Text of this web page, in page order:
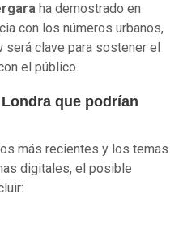
ha demostrado en
con los números urbanos,
clave para sostener el
el público.
que podrían
más recientes y los temas
digitales, el posible